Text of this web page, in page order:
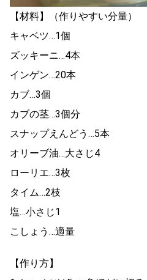
【材料】（作りやすい分量）
キャベツ…1個
ズッキーニ…4本
インゲン…20本
カブ…3個
カブの茎…3個分
スナップえんどう…5本
オリーブ油…大さじ4
ローリエ…3枚
タイム…2枝
塩…小さじ1
こしょう…適量
【作り方】